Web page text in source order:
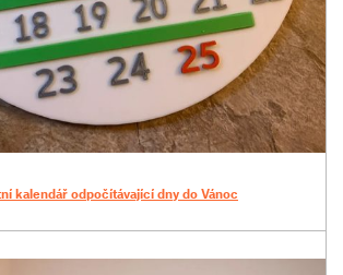
kalendář odpočítávající dny do Vánoc